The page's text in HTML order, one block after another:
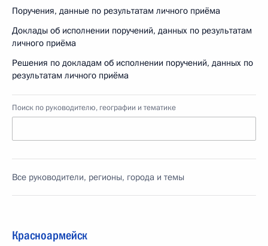
Поручения, данные по результатам личного приёма
Доклады об исполнении поручений, данных по результатам
личного приёма
Решения по докладам об исполнении поручений, данных по
результатам личного приёма
Поиск по руководителю, географии и тематике
Все руководители, регионы, города и темы
Красноармейск